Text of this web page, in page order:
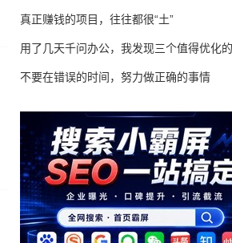
真正赚钱的项目，往往都很“土”
用了几天千问办公，我发现三个值得优化
不要在错误的时间，努力做正确的事情